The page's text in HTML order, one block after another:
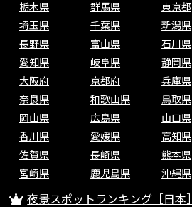
栃木県
群馬県 東京都
埼玉県
千葉県 新潟県
長野県
富山県 石川県
愛知県
岐阜県 静岡県
大阪府
京都府 兵庫県
奈良県
和歌山県 鳥取県
岡山県
広島県 山口県
香川県
愛媛県 高知県
佐賀県
長崎県 熊本県
宮崎県
鹿児島県 沖縄県
夜景スポットランキング［日本］